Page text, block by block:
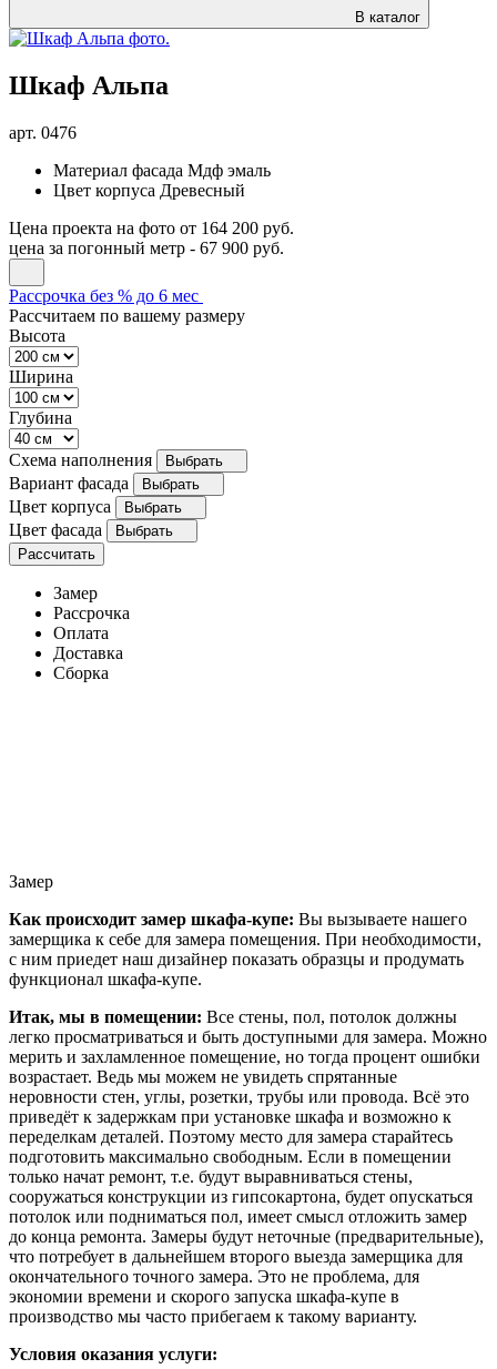
В каталог
Шкаф Альпа
арт. 0476
Материал фасада Мдф эмаль
Цвет корпуса Древесный
Цена проекта на фото от 164 200 руб.
цена за погонный метр - 67 900 руб.
Рассрочка без % до 6 мес
Рассчитаем по вашему размеру
Высота
Ширина
Глубина
Схема наполнения Выбрать
Вариант фасада Выбрать
Цвет корпуса Выбрать
Цвет фасада
Выбрать
Рассчитать
Замер
Рассрочка
Оплата
Доставка
Сборка
Замер
Как происходит замер шкафа-купе: Вы вызываете нашего
замерщика к себе для замера помещения. При необходимости,
с ним приедет наш дизайнер показать образцы и продумать
функционал шкафа-купе.
Итак, мы в помещении: Все стены, пол, потолок должны
легко просматриваться и быть доступными для замера. Можно
мерить и захламленное помещение, но тогда процент ошибки
возрастает. Ведь мы можем не увидеть спрятанные
неровности стен, углы, розетки, трубы или провода. Всё это
приведёт к задержкам при установке шкафа и возможно к
переделкам деталей. Поэтому место для замера старайтесь
подготовить максимально свободным. Если в помещении
только начат ремонт, т.е. будут выравниваться стены,
сооружаться конструкции из гипсокартона, будет опускаться
потолок или подниматься пол, имеет смысл отложить замер
до конца ремонта. Замеры будут неточные (предварительные),
что потребует в дальнейшем второго выезда замерщика для
окончательного точного замера. Это не проблема, для
экономии времени и скорого запуска шкафа-купе в
производство мы часто прибегаем к такому варианту.
Условия оказания услуги: